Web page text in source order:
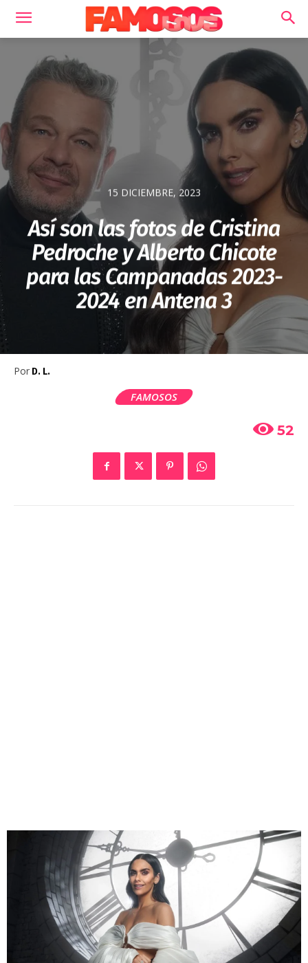
15 DICIEMBRE, 2023
Así son las fotos de Cristina
Pedroche y Alberto Chicote
para las Campanadas 2023-
2024 en Antena 3
Por D. L.
FAMOSOS
52